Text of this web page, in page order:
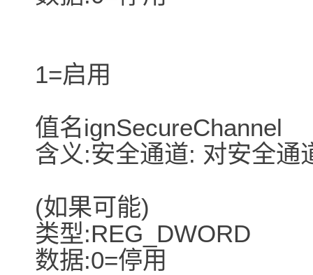
1=启用
值名ignSecureChannel
含义:安全通道: 对安全通
(如果可能)
类型:REG_DWORD
数据:0=停用